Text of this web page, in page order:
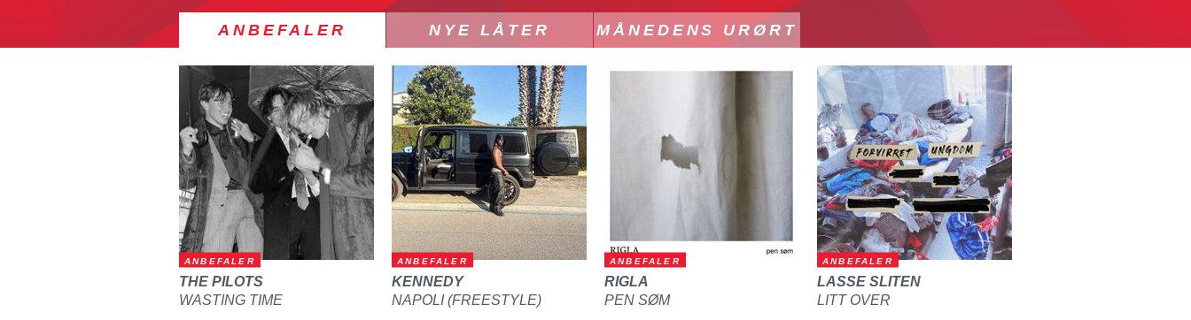
ANBEFALER NYE LÅTER MÅNEDENS URØRT
ANBEFALER
THE PILOTS
WASTING TIME
ANBEFALER
KENNEDY
NAPOLI (FREESTYLE)
ANBEFALER
RIGLA
PEN SØM
ANBEFALER
LASSE SLITEN
LITT OVER